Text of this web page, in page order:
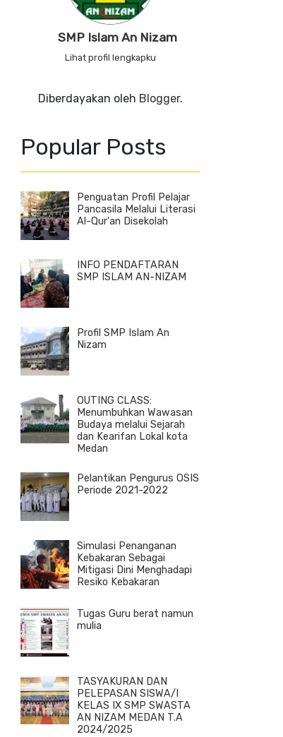
SMP Islam An Nizam
Lihat profil lengkapku
Diberdayakan oleh Blogger.
Popular Posts
Penguatan Profil Pelajar
Pancasila Melalui Literasi
Al-Qur'an Disekolah
INFO PENDAFTARAN
SMP ISLAM AN-NIZAM
Profil SMP Islam An
Nizam
OUTING CLASS:
Menumbuhkan Wawasan
Budaya melalui Sejarah
dan Kearifan Lokal kota
Medan
Pelantikan Pengurus OSIS
Periode 2021-2022
Simulasi Penanganan
Kebakaran Sebagai
Mitigasi Dini Menghadapi
Resiko Kebakaran
Tugas Guru berat namun
mulia
TASYAKURAN DAN
PELEPASAN SISWA/I
KELAS IX SMP SWASTA
AN NIZAM MEDAN T.A
2024/2025